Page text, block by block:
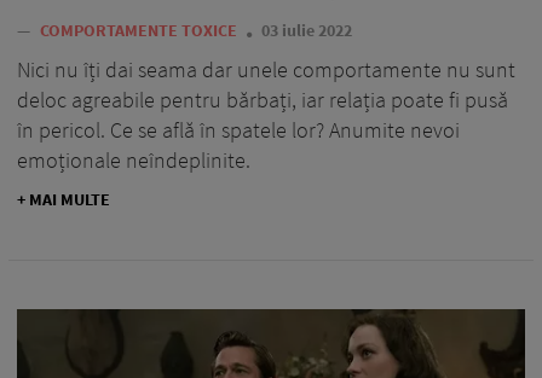
— COMPORTAMENTE TOXICE 03 iulie 2022
Nici nu îți dai seama dar unele comportamente nu sunt
deloc agreabile pentru bărbați, iar relația poate fi pusă
în pericol. Ce se află în spatele lor? Anumite nevoi
emoționale neîndeplinite.
+ MAI MULTE